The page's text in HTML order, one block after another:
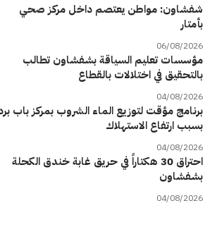
شفشاون: مواطن يعتصم داخل مركز صحي
بأمتار
06/08/2026
مؤسسات تعليم السياقة بشفشاون تطالب
بالتحقيق في اختلالات بالقطاع
04/08/2026
برنامج مؤقت لتوزيع الماء الشروب بمركز باب
بسبب ارتفاع الاستهلاك
04/08/2026
احتراق 30 هكتاراً في حريق غابة خندق الكحلة
بشفشاون
04/08/2026